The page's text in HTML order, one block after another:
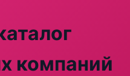
компаний